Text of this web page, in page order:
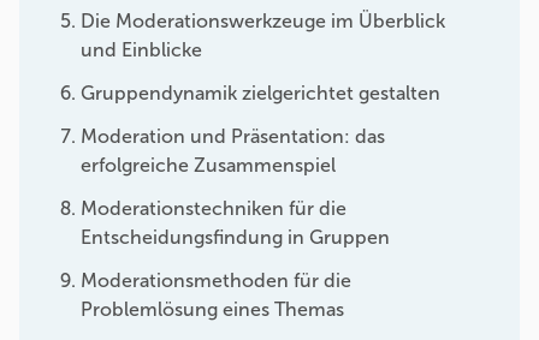
Die Moderationswerkzeuge im Überblick
und Einblicke
Gruppendynamik zielgerichtet gestalten
Moderation und Präsentation: das
erfolgreiche Zusammenspiel
Moderationstechniken für die
Entscheidungsfindung in Gruppen
Moderationsmethoden für die
Problemlösung eines Themas